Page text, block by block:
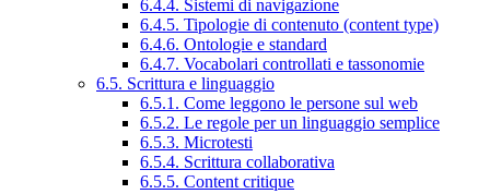
6.4.4. Sistemi di navigazione
6.4.5. Tipologie di contenuto (content type)
6.4.6. Ontologie e standard
6.4.7. Vocabolari controllati e tassonomie
6.5. Scrittura e linguaggio
6.5.1. Come leggono le persone sul web
6.5.2. Le regole per un linguaggio semplice
6.5.3. Microtesti
6.5.4. Scrittura collaborativa
6.5.5. Content critique